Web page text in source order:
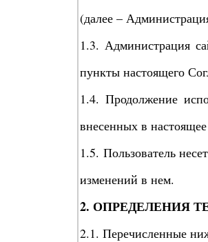
(далее –
1.3. Администрация
пункты настоящего
1.4. Продолжение
внесенных в
1.5. Пользователь
изменений в нем.
2. ОПРЕДЕЛЕНИЯ
2.1. Перечисленные